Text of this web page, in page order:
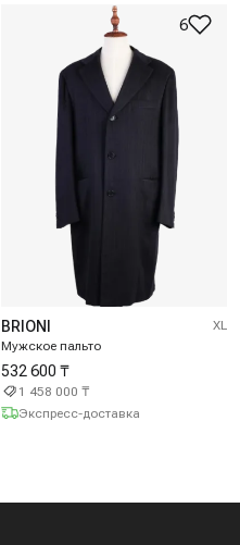
6
BRIONI
Мужское пальто
XL
532 600 ₸
1 458 000 ₸
Экспресс-доставка